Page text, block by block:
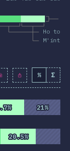
Ho
80.5 %
% Σ
21%
21%
20.5%
20.5%